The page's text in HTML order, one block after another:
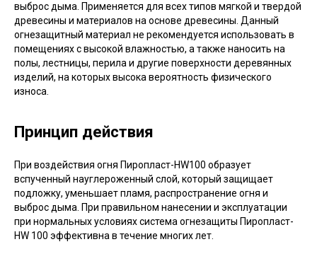
выброс дыма. Применяется для всех типов мягкой и твердой
древесины и материалов на основе древесины. Данный
огнезащитный материал не рекомендуется использовать в
помещениях с высокой влажностью, а также наносить на
полы, лестницы, перила и другие поверхности деревянных
изделий, на которых высока вероятность физического
износа.
Принцип действия
При воздействия огня Пиропласт-HW100 образует
вспученный науглероженный слой, который защищает
подложку, уменьшает пламя, распространение огня и
выброс дыма. При правильном нанесении и эксплуатации
при нормальных условиях система огнезащиты Пиропласт-
HW 100 эффективна в течение многих лет.